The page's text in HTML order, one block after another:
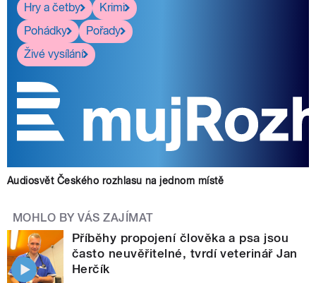
Hry a četby
Krimi
Pohádky
Pořady
Živé vysílání
Audiosvět Českého rozhlasu na jednom místě
MOHLO BY VÁS ZAJÍMAT
Příběhy propojení člověka a psa jsou
často neuvěřitelné, tvrdí veterinář Jan
Herčík